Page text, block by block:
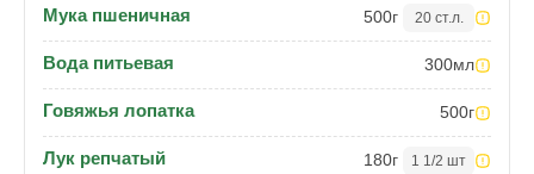
Мука пшеничная 500г 20 ст.л.
Вода питьевая 300мл
Говяжья лопатка 500г
Лук репчатый 180г 1 1/2 шт